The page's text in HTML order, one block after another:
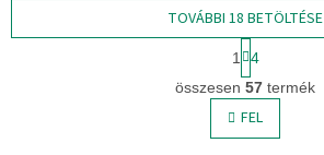
L
i
s
t
TOVÁBBI 18 BETÖLTÉSE
L
a
p
o
z
á
1
4
összesen 57 termék
FEL